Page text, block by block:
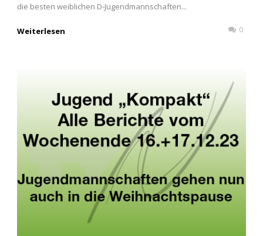
die besten weiblichen D-Jugendmannschaften...
Weiterlesen 0